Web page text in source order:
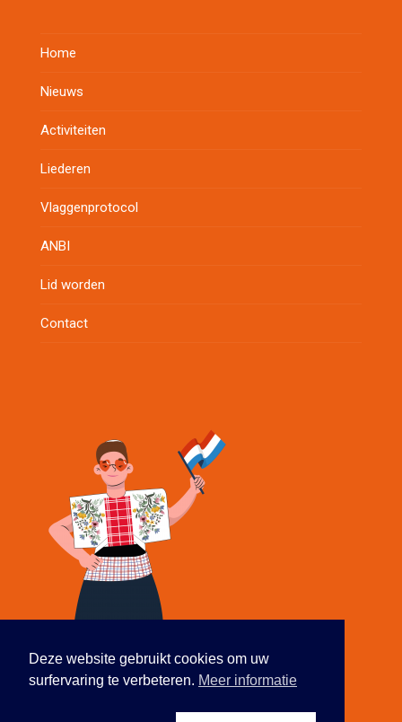
Home
Nieuws
Activiteiten
Liederen
Vlaggenprotocol
ANBI
Lid worden
Contact
Deze website gebruikt cookies om uw
surfervaring te verbeteren. Meer informatie